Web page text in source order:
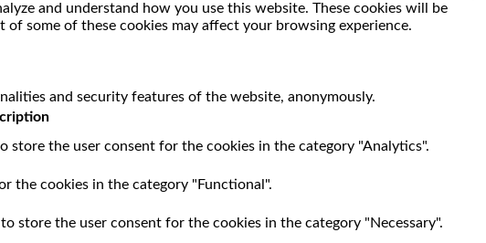
and understand how you use this website. These cookies will be
some of these cookies may affect your browsing experience.
and security features of the website, anonymously.
store the user consent for the cookies in the category "Analytics".
the cookies in the category "Functional".
store the user consent for the cookies in the category "Necessary".